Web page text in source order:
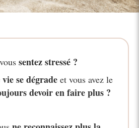
sentez stressé ?
se dégrade et vous avez le
devoir en faire plus ?